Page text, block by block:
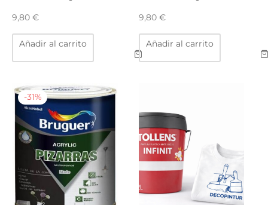
9,80 €
Añadir al carrito
9,80 €
Añadir al carrito
-31%